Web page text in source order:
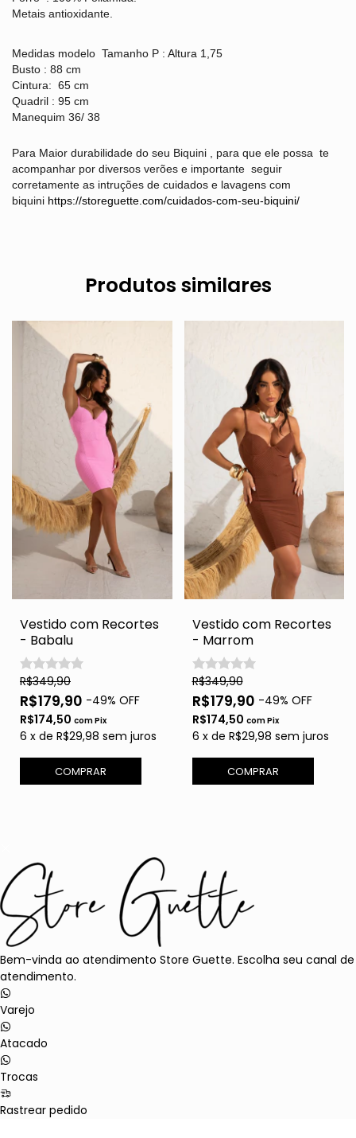
Metais antioxidante.
Medidas modelo Tamanho P : Altura 1,75
Busto : 88 cm
Cintura: 65 cm
Quadril : 95 cm
Manequim 36/ 38
Para Maior durabilidade do seu Biquini , para que ele possa te
acompanhar por diversos verões e importante seguir
corretamente as intruções de cuidados e lavagens com
biquini https://storeguette.com/cuidados-com-seu-biquini/
Produtos similares
Vestido com Recortes
- Babalu
R$349,90
R$179,90 -49% OFF
R$174,50 comPix
6 x de R$29,98 sem juros
COMPRAR
Vestido com Recortes
- Marrom
R$349,90
R$179,90 -49% OFF
R$174,50 comPix
6 x de R$29,98 sem juros
COMPRAR
Bem-vinda ao atendimento Store Guette. Escolha seu canal de
atendimento.
Varejo
Atacado
Trocas
Rastrear pedido